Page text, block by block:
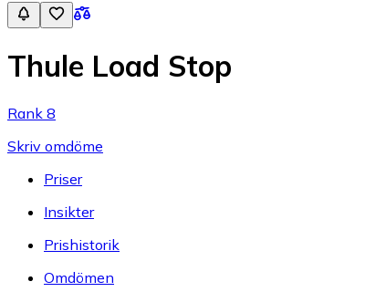
Thule Load Stop
Rank 8
Skriv omdöme
Priser
Insikter
Prishistorik
Omdömen